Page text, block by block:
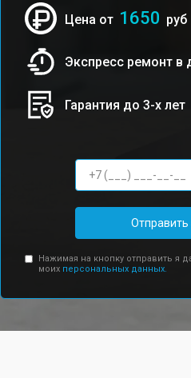
Цена от 1650 руб
Экспресс ремонт в
Гарантия до 3-х лет
Отправить
Нажимая на кнопку отправить я
моих персональных данных.